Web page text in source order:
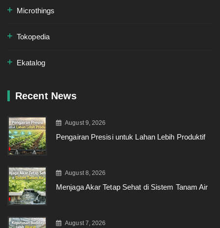
Microthings
Tokopedia
Ekatalog
Recent News
August 9, 2026
Pengairan Presisi untuk Lahan Lebih Produktif
August 8, 2026
Menjaga Akar Tetap Sehat di Sistem Tanam Air
August 7, 2026